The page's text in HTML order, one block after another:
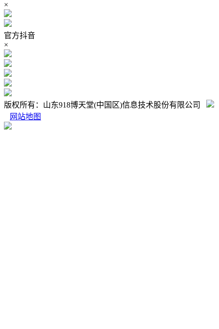
×
官方抖音
×
版权所有：山东918博天堂(中国区)信息技术股份有限公司
网站地图